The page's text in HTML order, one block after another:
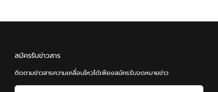
สมัครรับข่าวสาร
ติดตามข่าวสารความเคลื่อนไหวได้เพียงสมัครรับจดหมายข่าว